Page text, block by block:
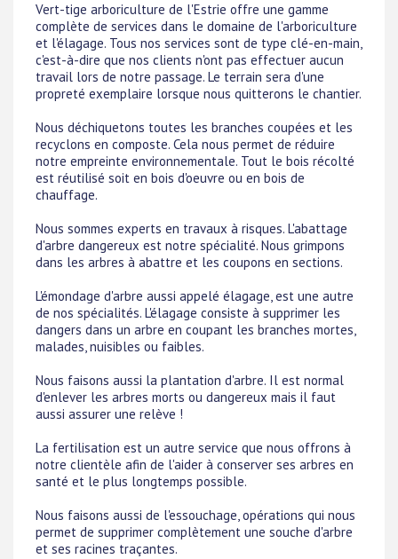
Vert-tige arboriculture de l'Estrie offre une gamme
complète de services dans le domaine de l'arboriculture
et l'élagage. Tous nos services sont de type clé-en-main,
c'est-à-dire que nos clients n'ont pas effectuer aucun
travail lors de notre passage. Le terrain sera d'une
propreté exemplaire lorsque nous quitterons le chantier.
Nous déchiquetons toutes les branches coupées et les
recyclons en composte. Cela nous permet de réduire
notre empreinte environnementale. Tout le bois récolté
est réutilisé soit en bois d'oeuvre ou en bois de
chauffage.
Nous sommes experts en travaux à risques. L'abattage
d'arbre dangereux est notre spécialité. Nous grimpons
dans les arbres à abattre et les coupons en sections.
L'émondage d'arbre aussi appelé élagage, est une autre
de nos spécialités. L'élagage consiste à supprimer les
dangers dans un arbre en coupant les branches mortes,
malades, nuisibles ou faibles.
Nous faisons aussi la plantation d'arbre. Il est normal
d'enlever les arbres morts ou dangereux mais il faut
aussi assurer une relève !
La fertilisation est un autre service que nous offrons à
notre clientèle afin de l'aider à conserver ses arbres en
santé et le plus longtemps possible.
Nous faisons aussi de l'essouchage, opérations qui nous
permet de supprimer complètement une souche d'arbre
et ses racines traçantes.